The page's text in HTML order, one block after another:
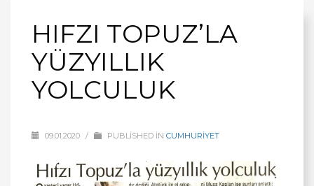
HIFZI TOPUZ’LA
YÜZYILLIK
YOLCULUK
09.01.2020 / PUBLISHED IN CUMHURİYET